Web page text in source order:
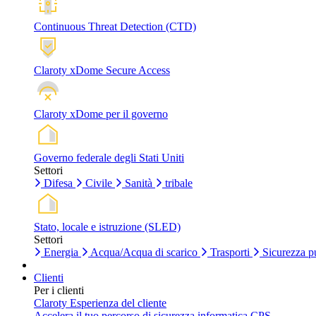
Continuous Threat Detection (CTD)
Claroty xDome Secure Access
Claroty xDome per il governo
Governo federale degli Stati Uniti
Settori
Difesa
Civile Sanità tribale
Stato, locale e istruzione (SLED)
Settori
Energia
Acqua/Acqua di scarico Trasporti Sicurezza
Clienti
Per i clienti
Claroty Esperienza del cliente